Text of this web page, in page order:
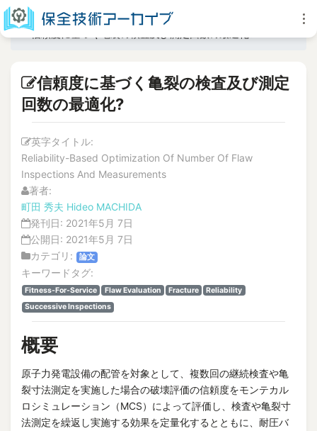
信頼度に基づく亀裂の検査及び測定回数の最適化?
信頼度に基づく亀裂の検査及び測定
回数の最適化?
英字タイトル:
Reliability-Based Optimization Of Number Of Flaw
Inspections And Measurements
著者:
町田 秀夫 Hideo MACHIDA
発刊日: 2021年5月 7日
公開日: 2021年5月 7日
カテゴリ:
論文
キーワードタグ:
Fitness-For-Service Flaw Evaluation Fracture
Reliability
Successive Inspections
概要
原子力発電設備の配管を対象として、複数回の継続検査や亀
裂寸法測定を実施した場合の破壊評価の信頼度をモンテカル
ロシミュレーション（MCS）によって評価し、検査や亀裂寸
法測定を繰返し実施する効果を定量化するとともに、耐圧バ